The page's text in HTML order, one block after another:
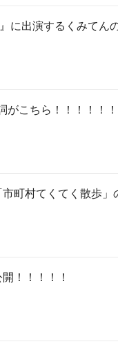
に出演するくみてん
がこちら！！！！！！
町村てくてく散歩」
！！！！！